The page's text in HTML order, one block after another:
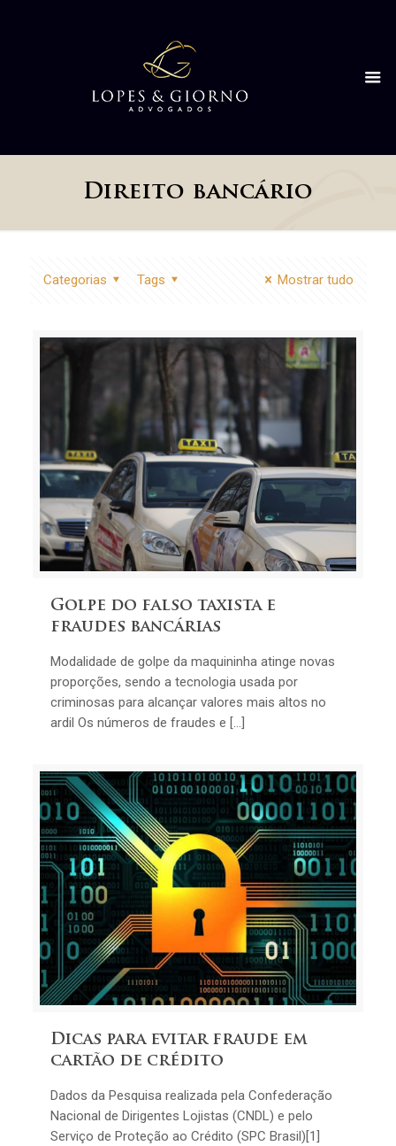
Direito bancário
Categorias Tags Mostrar tudo
Golpe do falso taxista e
fraudes bancárias
Modalidade de golpe da maquininha atinge novas
proporções, sendo a tecnologia usada por
criminosas para alcançar valores mais altos no
ardil Os números de fraudes e […]
Dicas para evitar fraude em
cartão de crédito
Dados da Pesquisa realizada pela Confederação
Nacional de Dirigentes Lojistas (CNDL) e pelo
Serviço de Proteção ao Crédito (SPC Brasil)[1]